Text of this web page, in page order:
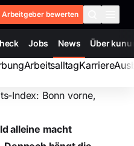
Arbeitgeber bewerten
Jobs News Über
ArbeitsalltagKarriere
Index: Bonn vorne,
alleine macht